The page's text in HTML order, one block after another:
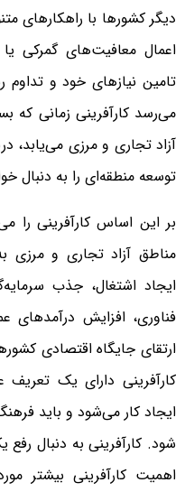
دیگر کشورها با راهکارهای
اعمال معافیت‌های گمرکی
تامین نیازهای خود و تداوم
می‌رسد کارآفرینی زمانی
آزاد تجاری و مرزی می‌یابد،
توسعه منطقه‌ای را به دنبال
بر این اساس کارآفرینی را
مناطق آزاد تجاری و
ایجاد اشتغال، جذب
فناوری، افزایش درآمدهای
ارتقای جایگاه اقتصادی
کارآفرینی دارای یک
ایجاد کار می‌شود و باید
شود. کارآفرینی به دنبال
اهمیت کارآفرینی بیشتر